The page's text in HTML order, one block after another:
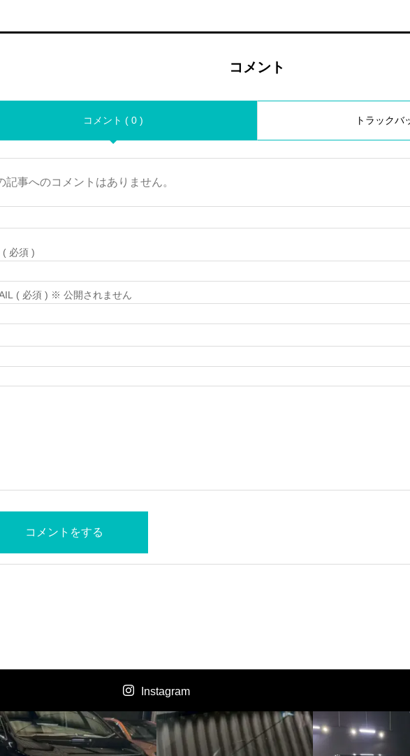
コメント
コメント ( 0 ) トラックバ
記事へのコメントはありません。
( 必須 )
( 必須 ) ※ 公開されません
Instagram